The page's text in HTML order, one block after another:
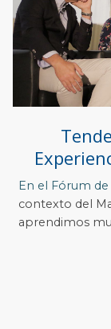
En el Fórum
contexto del
aprendimos